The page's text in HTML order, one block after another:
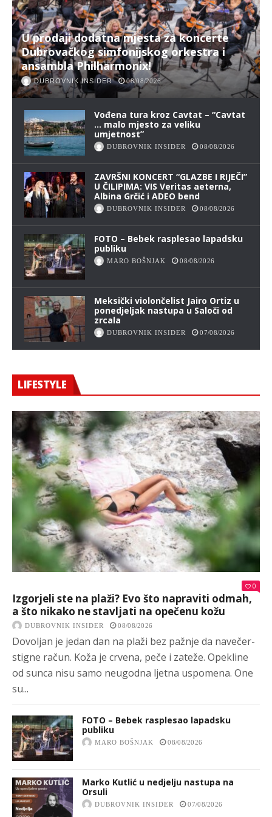
U prodaji dodatna mjesta za koncerte
Dubrovačkog simfonijskog orkestra i
ansambla Philharmonix!
DUBROVNIK INSIDER 08/08/2026
Vođena tura kroz Cavtat – “Cavtat
… malo mjesto za veliku
umjetnost”
DUBROVNIK INSIDER 08/08/2026
ZAVRŠNI KONCERT “GLAZBE I RIJEČI”
U ČILIPIMA: VIS Veritas aeterna,
Albina Grčić i ADEO bend
DUBROVNIK INSIDER 08/08/2026
FOTO – Bebek rasplesao lapadsku
publiku
MARO BOŠNJAK 08/08/2026
Meksički violončelist Jairo Ortiz u
ponedjeljak nastupa u Saloči od
zrcala
DUBROVNIK INSIDER 07/08/2026
LIFESTYLE
0
Izgorjeli ste na plaži? Evo što napraviti odmah,
a što nikako ne stavljati na opečenu kožu
DUBROVNIK INSIDER 08/08/2026
Dovoljan je jedan dan na plaži bez pažnje da navečer-
stigne račun. Koža je crvena, peče i zateže. Opekline
od sunca nisu samo neugodna ljetna uspomena. One
su...
FOTO – Bebek rasplesao lapadsku
publiku
MARO BOŠNJAK 08/08/2026
Marko Kutlić u nedjelju nastupa na
Orsuli
DUBROVNIK INSIDER 07/08/2026